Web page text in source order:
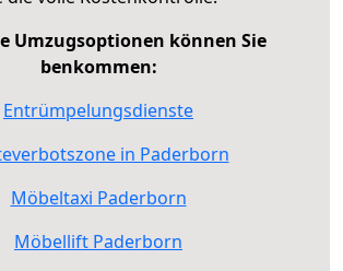
Umzugsoptionen können Sie
benkommen:
Entrümpelungsdienste
in Paderborn
Möbeltaxi Paderborn
Möbellift Paderborn